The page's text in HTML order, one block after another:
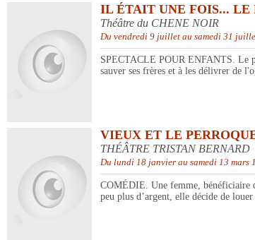
IL ÉTAIT UNE FOIS... LE
Théâtre du CHENE NOIR
Du vendredi 9 juillet au samedi 31
SPECTACLE POUR ENFANTS. Le
sauver ses frères et à les délivrer de
VIEUX ET LE
THÉÂTRE TRISTAN BERNARD
Du lundi 18 janvier au samedi 13 mars
COMÉDIE. Une femme, bénéficiaire
peu plus d’argent, elle décide de